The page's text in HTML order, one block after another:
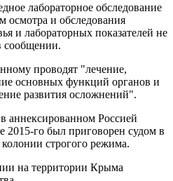
лабораторное обследование
осмотра и обследования
и лабораторных показателей не
сообщении.
проводят "лечение,
основных функций органов и
развития осложнений".
аннексированном Россией
2015-го был приговорен судом в
строгого режима.
на территории Крыма